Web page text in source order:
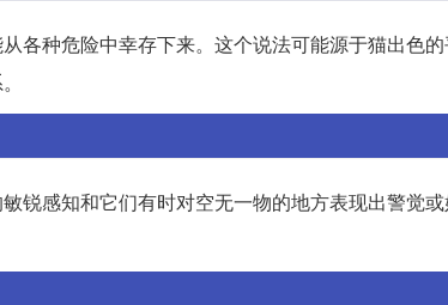
各种危险中幸存下来。这个说法可能源于猫出色的
锐感知和它们有时对空无一物的地方表现出警觉